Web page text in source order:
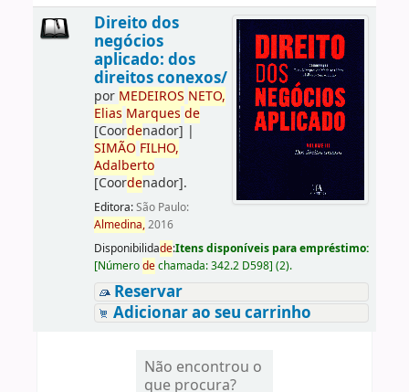
Direito dos
negócios
aplicado: dos
direitos conexos/
por MEDEIROS NETO,
Elias Marques de
[Coordenador] |
SIMÃO FILHO,
Adalberto
[Coordenador].
Editora:São Paulo:
Almedina,2016
Disponibilidade:Itens disponíveis para empréstimo:
[Númerodechamada:342.2 D598] (2).
Reservar
Adicionar ao seu carrinho
Não encontrou o
que procura?